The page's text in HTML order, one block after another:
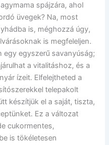
spájzára, ahol
üvegek? Na, most
is, méghozzá úgy,
is megfeleljen.
egy egyszerű savanyúság;
a vitalitáshoz, és a
ízeit. Elfelejtheted a
telepakolt
készítjük el a saját, tiszta,
Ez a változat
cukormentes,
is tökéletesen